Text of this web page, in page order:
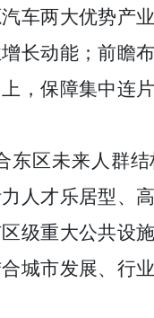
车两大优势产
长动能；前瞻
，保障集中连
东区未来人群
人才乐居型、
级重大公共设
城市发展、行